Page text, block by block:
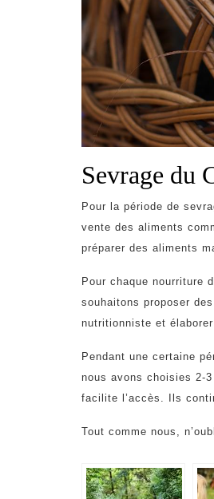
Sevrage du
Pour la période de
vente des aliments
préparer des aliments
Pour chaque nourriture
souhaitons proposer
nutritionniste et
Pendant une certaine
nous avons choisies 2-
facilite l’accès. Ils
Tout comme nous,